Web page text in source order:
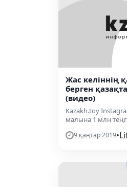
Жас келіннің
берген
(видео)
Kazakh.toy
малына 1 млн
9 қаңтар 2019•